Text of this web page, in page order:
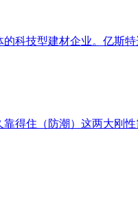
科技型建材企业。亿斯
得住（防潮）这两大刚